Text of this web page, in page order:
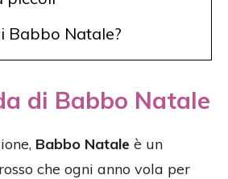
Babbo Natale?
di Babbo Natale
Babbo Natale è un
che ogni anno vola per